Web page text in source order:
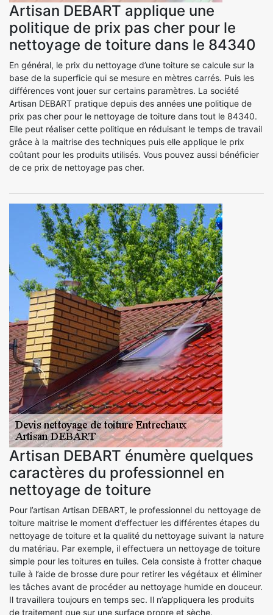
Artisan DEBART applique une
politique de prix pas cher pour le
nettoyage de toiture dans le 84340
En général, le prix du nettoyage d’une toiture se calcule sur la
base de la superficie qui se mesure en mètres carrés. Puis les
différences vont jouer sur certains paramètres. La société
Artisan DEBART pratique depuis des années une politique de
prix pas cher pour le nettoyage de toiture dans tout le 84340.
Elle peut réaliser cette politique en réduisant le temps de travail
grâce à la maitrise des techniques puis elle applique le prix
coûtant pour les produits utilisés. Vous pouvez aussi bénéficier
de ce prix de nettoyage pas cher.
Artisan DEBART énumère quelques
caractères du professionnel en
nettoyage de toiture
Pour l’artisan Artisan DEBART, le professionnel du nettoyage de
toiture maitrise le moment d’effectuer les différentes étapes du
nettoyage de toiture et la qualité du nettoyage suivant la nature
du matériau. Par exemple, il effectuera un nettoyage de toiture
simple pour les toitures en tuiles. Cela consiste à frotter chaque
tuile à l’aide de brosse dure pour retirer les végétaux et éliminer
les tâches avant de procéder au nettoyage humide en douceur.
Il travaillera toujours en temps sec. Il n’appliquera les produits
de traitement que sur une surface propre et sèche.